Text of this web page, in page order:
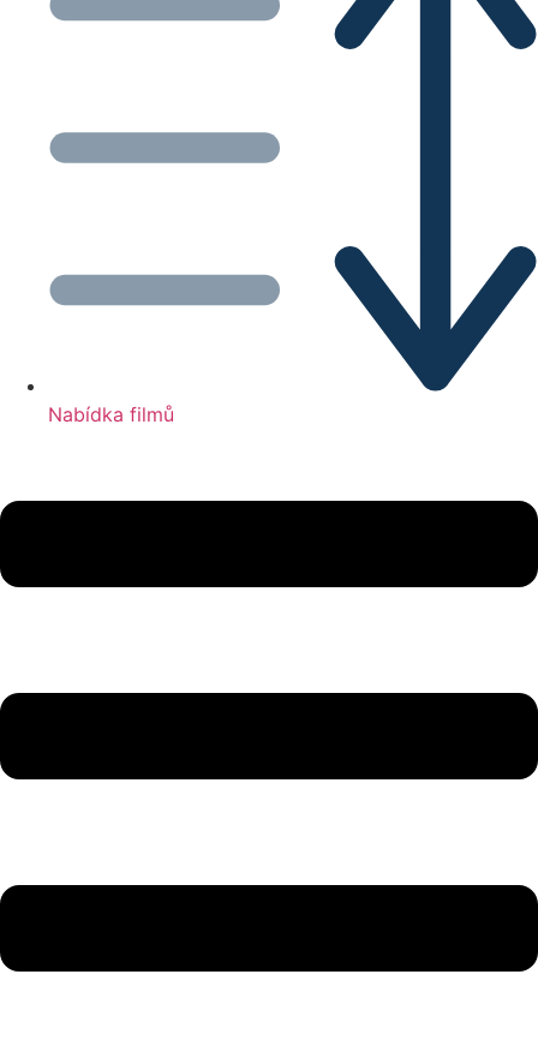
Nabídka filmů